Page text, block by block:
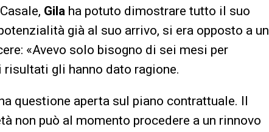
Gila ha potuto dimostrare tutto il suo
già al suo arrivo, si era opposto a un
«Avevo solo bisogno di sei mesi per
gli hanno dato ragione.
questione aperta sul piano contrattuale. Il
non può al momento procedere a un rinnovo